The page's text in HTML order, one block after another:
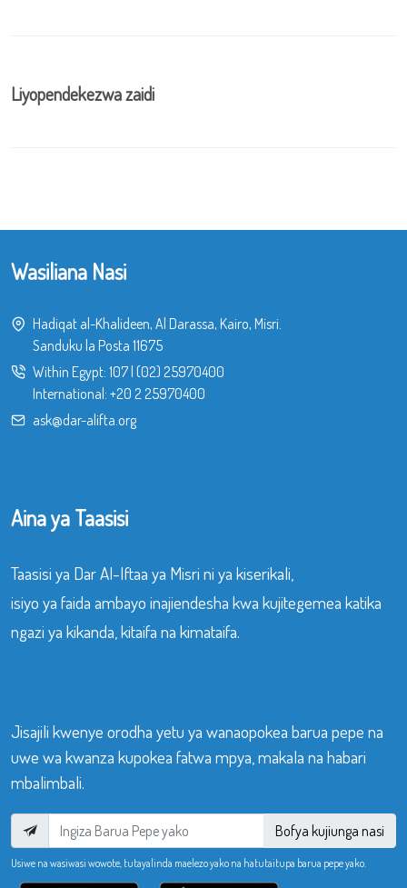
Liyopendekezwa zaidi
Wasiliana Nasi
Hadiqat al-Khalideen, Al Darassa, Kairo, Misri.
Sanduku la Posta 11675
Within Egypt: 107| (02) 25970400
International: +20 2 25970400
ask@dar-alifta.org
Aina ya Taasisi
Taasisi ya Dar Al-Iftaa ya Misri ni ya kiserikali,
isiyo ya faida ambayo inajiendesha kwa kujitegemea katika
ngazi ya kikanda, kitaifa na kimataifa.
Jisajili kwenye orodha yetu ya wanaopokea barua pepe na
uwe wa kwanza kupokea fatwa mpya, makala na habari
mbalimbali.
Bofya kujiunga nasi
Usiwe na wasiwasi wowote, tutayalinda maelezo yako na hatutaitupa barua pepe yako.